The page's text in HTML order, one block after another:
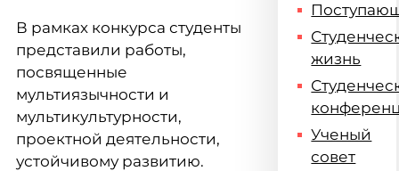
В рамках конкурса студенты
представили работы,
посвященные
мультиязычности и
мультикультурности,
проектной деятельности,
устойчивому развитию.
жизнь
Ученый
совет